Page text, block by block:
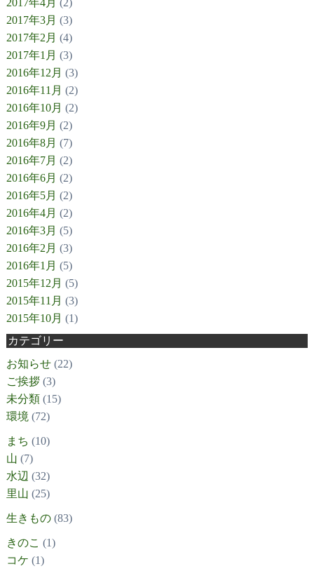
2017年4月 (2)
2017年3月 (3)
2017年2月 (4)
2017年1月 (3)
2016年12月 (3)
2016年11月 (2)
2016年10月 (2)
2016年9月 (2)
2016年8月 (7)
2016年7月 (2)
2016年6月 (2)
2016年5月 (2)
2016年4月 (2)
2016年3月 (5)
2016年2月 (3)
2016年1月 (5)
2015年12月 (5)
2015年11月 (3)
2015年10月 (1)
カテゴリー
お知らせ(22)
ご挨拶(3)
未分類(15)
環境 (72)
まち (10)
山 (7)
水辺 (32)
里山 (25)
生きもの(83)
きのこ (1)
コケ (1)